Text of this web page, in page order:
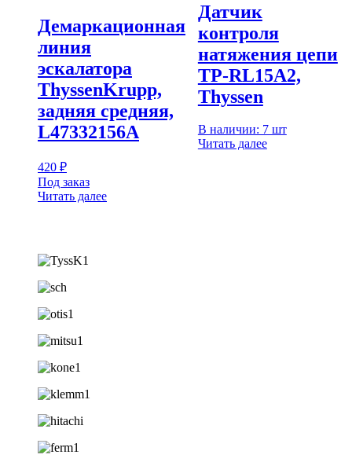
Демаркационная
линия
эскалатора
ThyssenKrupp,
задняя средняя,
L47332156A
420 ₽
Под заказ
Читать далее
Датчик
контроля
натяжения цепи
TP-RL15A2,
Thyssen
В наличии: 7 шт
Читать далее